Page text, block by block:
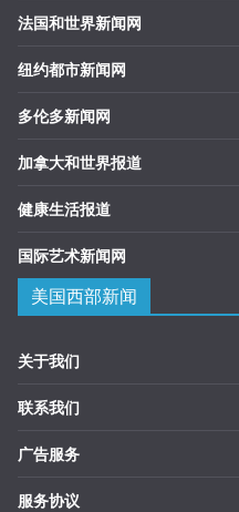
法国和世界新闻网
纽约都市新闻网
多伦多新闻网
加拿大和世界报道
健康生活报道
国际艺术新闻网
美国西部新闻
关于我们
联系我们
广告服务
服务协议